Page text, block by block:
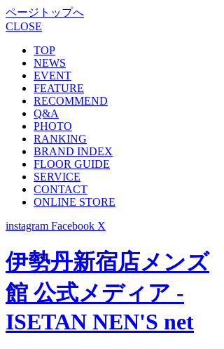
ページトップへ
CLOSE
TOP
NEWS
EVENT
FEATURE
RECOMMEND
Q&A
PHOTO
RANKING
BRAND INDEX
FLOOR GUIDE
SERVICE
CONTACT
ONLINE STORE
instagram Facebook X
伊勢丹新宿店メンズ
館 公式メディア -
ISETAN NEN'S net